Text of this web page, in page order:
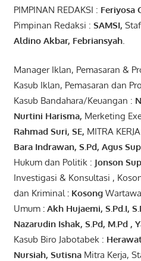
PIMPINAN REDAKSI : Feriyosa
Pimpinan Redaksi : SAMSI,
Aldino Akbar, Febriansyah.
Manager Iklan, Pemasaran &
Kasub Iklan, Pemasaran dan
Kasub Bandahara/Keuangan :
Nurtini Harisma, Merketing
Rahmad Suri, SE, MITRA
Bara Indrawan, S.Pd, Agus
Hukum dan Politik : Jonson S
Investigasi & Konsultasi ,
dan Kriminal : Kosong
Umum : Akh Hujaemi, S.Pd.I,
Nazarudin Ishak, S.Pd, M.Pd,
Kasub Biro Jabotabek :
Nursiah, SutisnaMitra Kerja,